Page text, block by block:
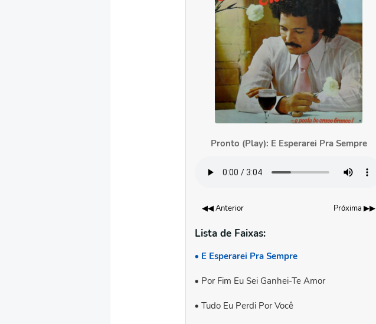
Pronto (Play): E Esperarei Pra Sempre
◀◀ Anterior Próxima ▶▶
Lista de Faixas:
E Esperarei Pra Sempre
Por Fim Eu Sei Ganhei-Te Amor
Tudo Eu Perdi Por Você